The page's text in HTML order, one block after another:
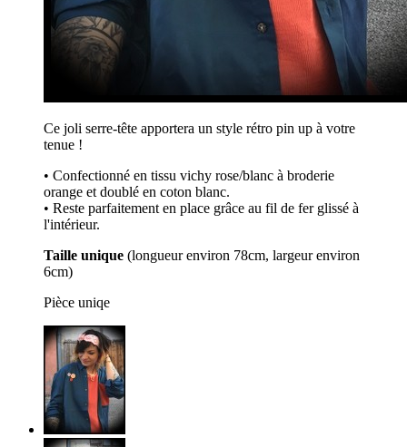
Ce joli serre-tête apportera un style rétro pin up à votre
tenue !
• Confectionné en tissu vichy rose/blanc à broderie
orange et doublé en coton blanc.
• Reste parfaitement en place grâce au fil de fer glissé à
l'intérieur.
Taille unique (longueur environ 78cm, largeur environ
6cm)
Pièce uniqe